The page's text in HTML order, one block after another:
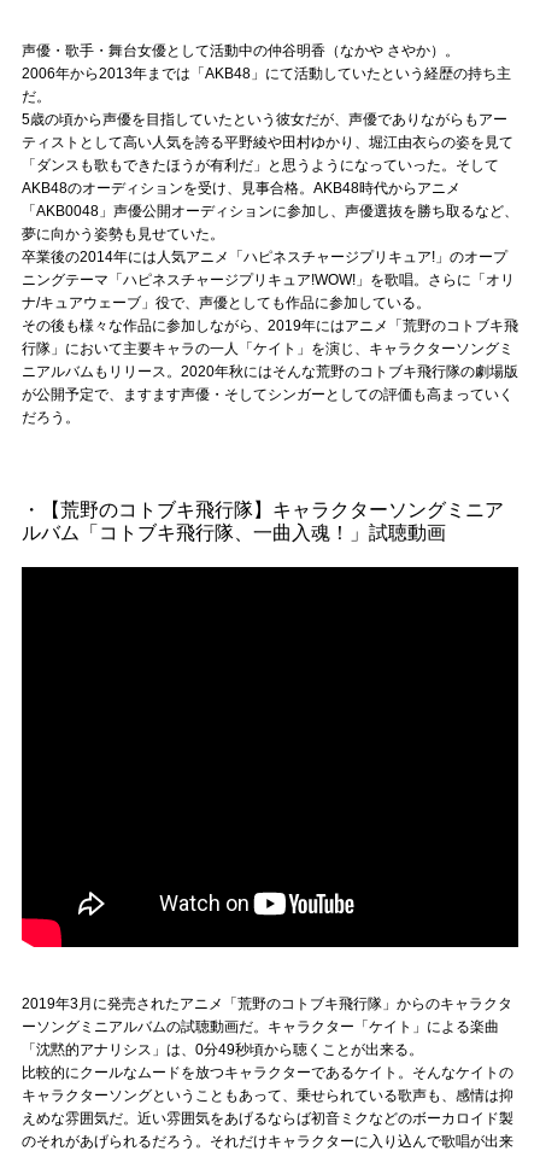
ぶいマガ！ by muevo
Follow us
Official SNS
声優・歌手・舞台女優として活動中の仲谷明香（なかや さやか）。
2006年から2013年までは「AKB48」にて活動していたという経歴の持ち主
だ。
5歳の頃から声優を目指していたという彼女だが、声優でありながらもアー
ティストとして高い人気を誇る平野綾や田村ゆかり、堀江由衣らの姿を見て
「ダンスも歌もできたほうが有利だ」と思うようになっていった。そして
AKB48のオーディションを受け、見事合格。AKB48時代からアニメ
「AKB0048」声優公開オーディションに参加し、声優選抜を勝ち取るなど、
夢に向かう姿勢も見せていた。
卒業後の2014年には人気アニメ「ハピネスチャージプリキュア!」のオープ
ニングテーマ「ハピネスチャージプリキュア!WOW!」を歌唱。さらに「オリ
ナ/キュアウェーブ」役で、声優としても作品に参加している。
その後も様々な作品に参加しながら、2019年にはアニメ「荒野のコトブキ飛
行隊」において主要キャラの一人「ケイト」を演じ、キャラクターソングミ
ニアルバムもリリース。2020年秋にはそんな荒野のコトブキ飛行隊の劇場版
が公開予定で、ますます声優・そしてシンガーとしての評価も高まっていく
だろう。
・【荒野のコトブキ飛行隊】キャラクターソングミニア
ルバム「コトブキ飛行隊、一曲入魂！」試聴動画
2019年3月に発売されたアニメ「荒野のコトブキ飛行隊」からのキャラクタ
ーソングミニアルバムの試聴動画だ。キャラクター「ケイト」による楽曲
「沈黙的アナリシス」は、0分49秒頃から聴くことが出来る。
比較的にクールなムードを放つキャラクターであるケイト。そんなケイトの
キャラクターソングということもあって、乗せられている歌声も、感情は抑
えめな雰囲気だ。近い雰囲気をあげるならば初音ミクなどのボーカロイド製
のそれがあげられるだろう。それだけキャラクターに入り込んで歌唱が出来